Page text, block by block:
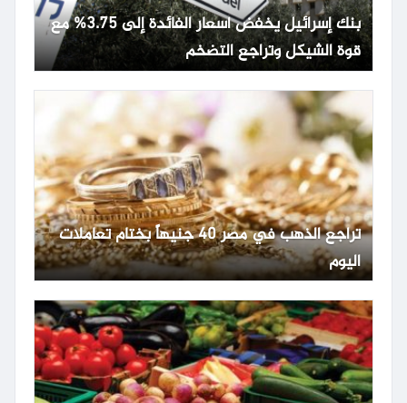
بنك إسرائيل يخفض أسعار الفائدة إلى 3.75% مع
قوة الشيكل وتراجع التضخم
تراجع الذهب في مصر 40 جنيهاً بختام تعاملات
اليوم